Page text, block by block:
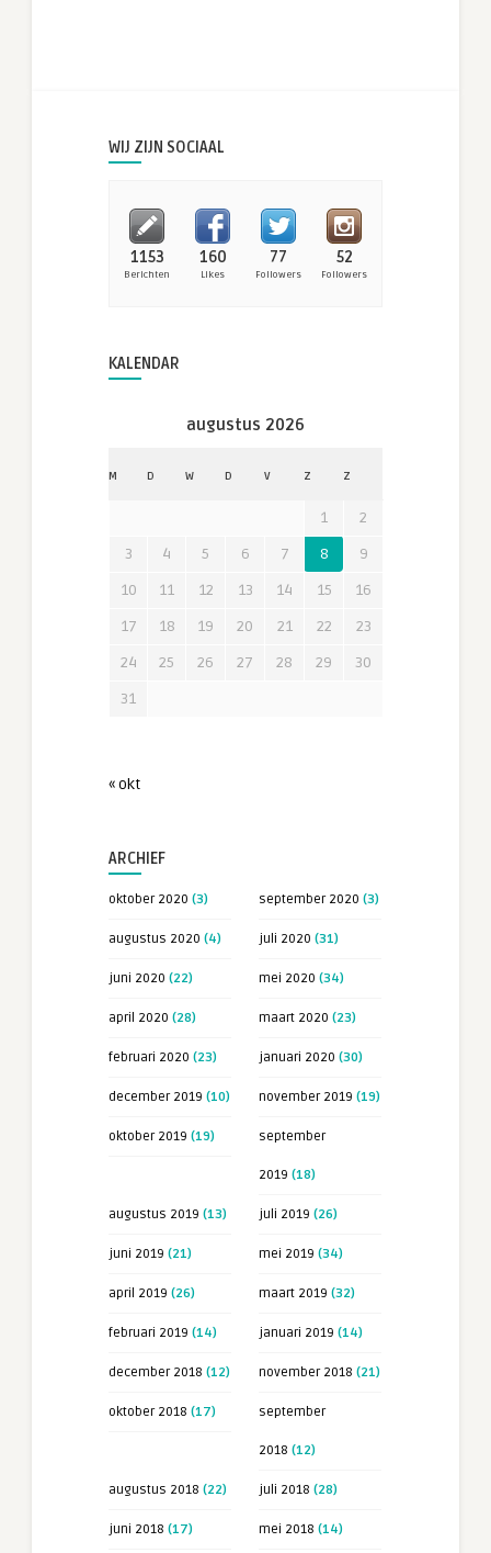
WIJ ZIJN SOCIAAL
1153
Berichten
160
Likes
77
Followers
52
Followers
KALENDAR
augustus 2026
M D W D V Z Z
1
2
3
4 5 6 7 8
9
10
11 12 13 14 15
16
17
18 19 20 21 22
23
24
25 26 27 28 29
30
31
« okt
ARCHIEF
oktober 2020 (3) september 2020 (3)
augustus 2020 (4) juli 2020 (31)
juni 2020 (22) mei 2020 (34)
april 2020 (28) maart 2020 (23)
februari 2020 (23) januari 2020 (30)
december 2019 (10) november 2019 (19)
oktober 2019 (19) september
2019 (18)
augustus 2019 (13) juli 2019 (26)
juni 2019 (21) mei 2019 (34)
april 2019 (26) maart 2019 (32)
februari 2019 (14) januari 2019 (14)
december 2018 (12) november 2018 (21)
oktober 2018 (17) september
2018 (12)
augustus 2018 (22) juli 2018 (28)
juni 2018 (17) mei 2018 (14)